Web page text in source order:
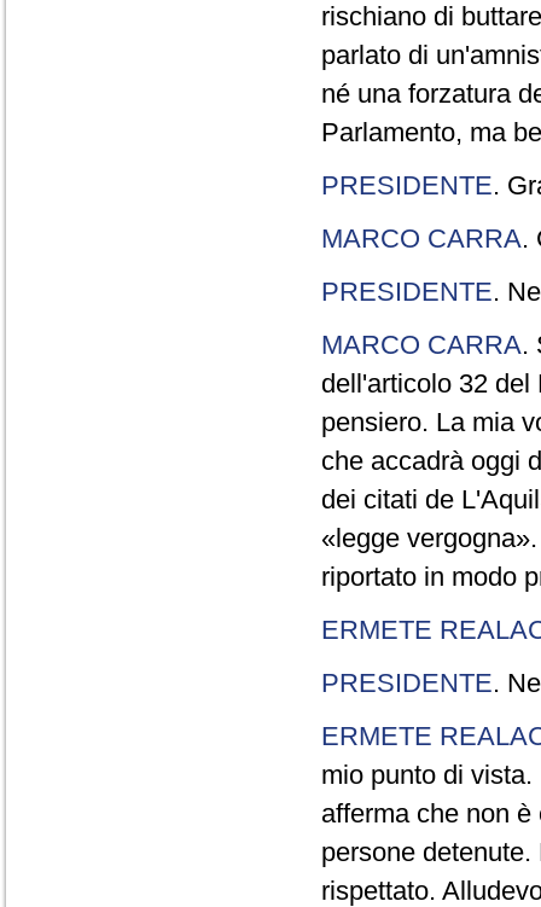
rischiano di
parlato di
né una forzatura
Parlamento, ma
PRESIDENTE.
MARCO CARRA.
PRESIDENTE.
MARCO CARRA.
dell'articolo 32 del
pensiero. La mia
che accadrà oggi
dei citati de
«legge
riportato in modo
ERMETE
PRESIDENTE.
ERMETE
mio punto di
afferma che non
persone
rispettato.